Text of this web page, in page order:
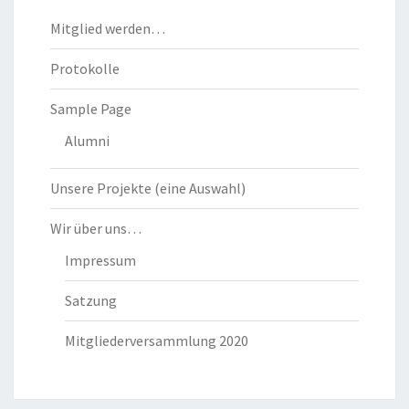
Mitglied werden…
Protokolle
Sample Page
Alumni
Unsere Projekte (eine Auswahl)
Wir über uns…
Impressum
Satzung
Mitgliederversammlung 2020